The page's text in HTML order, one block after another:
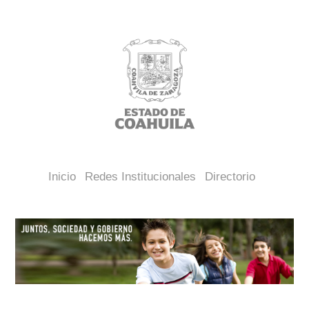
Inicio Redes Institucionales Directorio